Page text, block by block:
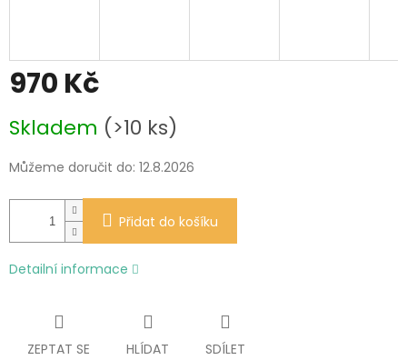
970 Kč
cena:
Skladem (>10 ks)
Můžeme doručit do: 12.8.2026
Přidat do košíku
Detailní informace
ZEPTAT SE HLÍDAT SDÍLET